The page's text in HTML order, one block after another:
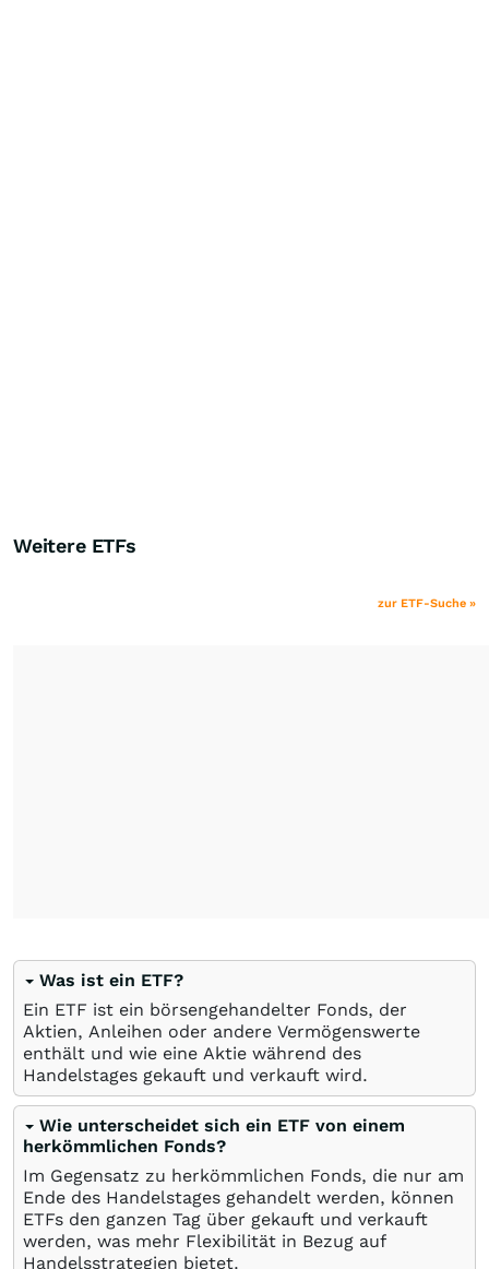
Weitere ETFs
zur ETF-Suche »
Was ist ein ETF?
Ein ETF ist ein börsengehandelter Fonds, der
Aktien, Anleihen oder andere Vermögenswerte
enthält und wie eine Aktie während des
Handelstages gekauft und verkauft wird.
Wie unterscheidet sich ein ETF von einem
herkömmlichen Fonds?
Im Gegensatz zu herkömmlichen Fonds, die nur am
Ende des Handelstages gehandelt werden, können
ETFs den ganzen Tag über gekauft und verkauft
werden, was mehr Flexibilität in Bezug auf
Handelsstrategien bietet.